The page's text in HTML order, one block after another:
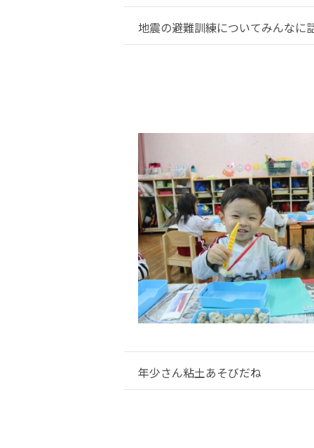
地震の避難訓練についてみんなに
年少さん粘土あそびだね